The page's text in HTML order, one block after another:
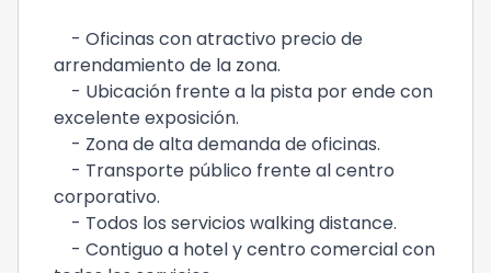
- Oficinas con atractivo precio de
arrendamiento de la zona.
- Ubicación frente a la pista por ende con
excelente exposición.
- Zona de alta demanda de oficinas.
- Transporte público frente al centro
corporativo.
- Todos los servicios walking distance.
- Contiguo a hotel y centro comercial con